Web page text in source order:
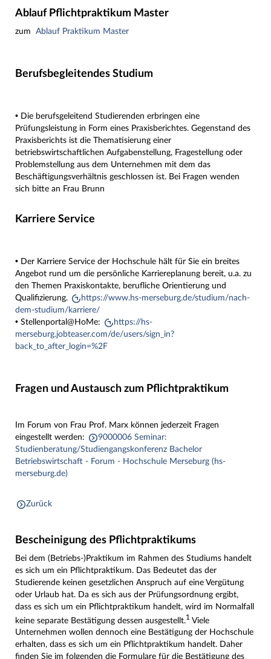
Ablauf Pflichtpraktikum Master
zum Ablauf Praktikum Master
Berufsbegleitendes Studium
• Die berufsgeleitend Studierenden erbringen eine
Prüfungsleistung in Form eines Praxisberichtes. Gegenstand des
Praxisberichts ist die Thematisierung einer
betriebswirtschaftlichen Aufgabenstellung, Fragestellung oder
Problemstellung aus dem Unternehmen mit dem das
Beschäftigungsverhältnis geschlossen ist. Bei Fragen wenden
sich bitte an Frau Brunn
Karriere Service
• Der Karriere Service der Hochschule hält für Sie ein breites
Angebot rund um die persönliche Karriereplanung bereit, u.a. zu
den Themen Praxiskontakte, berufliche Orientierung und
Qualifizierung.
https://www.hs-merseburg.de/studium/nach-
dem-studium/karriere/
• Stellenportal@HoMe:
https://hs-
merseburg.jobteaser.com/de/users/sign_in?
back_to_after_login=%2F
Fragen und Austausch zum Pflichtpraktikum
Im Forum von Frau Prof. Marx können jederzeit Fragen
eingestellt werden:
9000006 Seminar:
Studienberatung/Studiengangskonferenz Bachelor
Betriebswirtschaft - Forum - Hochschule Merseburg (hs-
merseburg.de)
Zurück
Bescheinigung des Pflichtpraktikums
Bei dem (Betriebs-)Praktikum im Rahmen des Studiums handelt
es sich um ein Pflichtpraktikum. Das Bedeutet das der
Studierende keinen gesetzlichen Anspruch auf eine Vergütung
oder Urlaub hat. Da es sich aus der Prüfungsordnung ergibt,
dass es sich um ein Pflichtpraktikum handelt, wird im Normalfall
keine separate Bestätigung dessen ausgestellt.1 Viele
Unternehmen wollen dennoch eine Bestätigung der Hochschule
erhalten, dass es sich um ein Pflichtpraktikum handelt. Daher
finden Sie im folgenden die Formulare für die Bestätigung des